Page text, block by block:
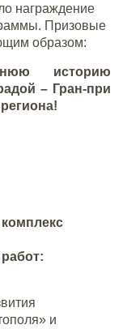
награждение
Призовые
образом:
историю
– Гран-при
комплекс
и